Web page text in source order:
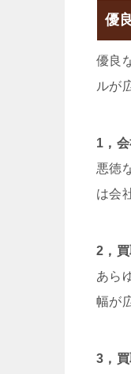
優
優良
ルが
1，
悪徳
は会
2，
あら
幅が
3，